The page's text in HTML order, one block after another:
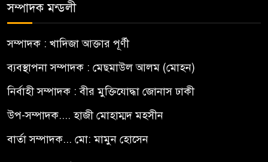
সম্পাদক মন্ডলী
সম্পাদক : খাদিজা আক্তার পূর্ণী
ব্যবস্থাপনা সম্পাদক : মেছমাউল আলম (মোহন)
নির্বাহী সম্পাদক : বীর মুক্তিযোদ্ধা জোনাস ঢাকী
উপ-সম্পাদক.... হাজী মোহাম্মদ মহসীন
বার্তা সম্পাদক... মো: মামুন হোসেন